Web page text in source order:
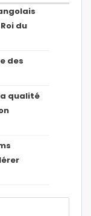
du
des
qualité